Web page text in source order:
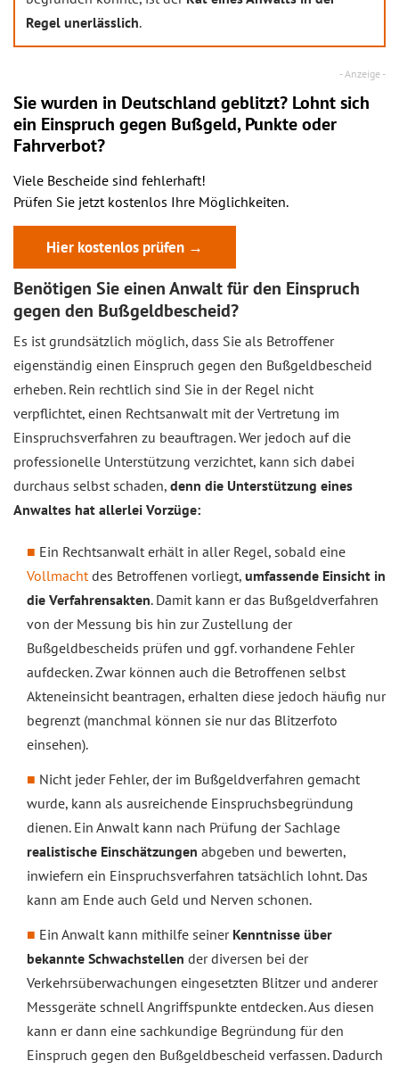
Regel unerlässlich.
Sie wurden in Deutschland geblitzt? Lohnt sich
ein Einspruch gegen Bußgeld, Punkte oder
Fahrverbot?
Viele Bescheide sind fehlerhaft!
Prüfen Sie jetzt kostenlos Ihre Möglichkeiten.
Hier kostenlos prüfen →
Benötigen Sie einen Anwalt für den Einspruch
gegen den Bußgeldbescheid?
Es ist grundsätzlich möglich, dass Sie als Betroffener
eigenständig einen Einspruch gegen den Bußgeldbescheid
erheben. Rein rechtlich sind Sie in der Regel nicht
verpflichtet, einen Rechtsanwalt mit der Vertretung im
Einspruchsverfahren zu beauftragen. Wer jedoch auf die
professionelle Unterstützung verzichtet, kann sich dabei
durchaus selbst schaden, denn die Unterstützung eines
Anwaltes hat allerlei Vorzüge:
Ein Rechtsanwalt erhält in aller Regel, sobald eine
Vollmachtdes Betroffenen vorliegt, umfassende Einsicht in
die Verfahrensakten. Damit kann er das Bußgeldverfahren
von der Messung bis hin zur Zustellung der
Bußgeldbescheids prüfen und ggf. vorhandene Fehler
aufdecken. Zwar können auch die Betroffenen selbst
Akteneinsicht beantragen, erhalten diese jedoch häufig nur
begrenzt (manchmal können sie nur das Blitzerfoto
einsehen).
Nicht jeder Fehler, der im Bußgeldverfahren gemacht
wurde, kann als ausreichende Einspruchsbegründung
dienen. Ein Anwalt kann nach Prüfung der Sachlage
realistische Einschätzungen abgeben und bewerten,
inwiefern ein Einspruchsverfahren tatsächlich lohnt. Das
kann am Ende auch Geld und Nerven schonen.
Ein Anwalt kann mithilfe seiner Kenntnisse über
bekannte Schwachstellen der diversen bei der
Verkehrsüberwachungen eingesetzten Blitzer und anderer
Messgeräte schnell Angriffspunkte entdecken. Aus diesen
kann er dann eine sachkundige Begründung für den
Einspruch gegen den Bußgeldbescheid verfassen. Dadurch